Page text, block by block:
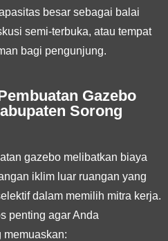
besar sebagai balai
semi-terbuka, atau tempat
bagi pengunjung.
Gazebo
Sorong
gazebo melibatkan biaya
iklim luar ruangan yang
dalam memilih mitra kerja.
penting agar Anda
memuaskan: